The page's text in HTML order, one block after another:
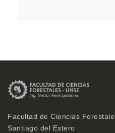
Facultad de Ciencias
Santiago del Estero